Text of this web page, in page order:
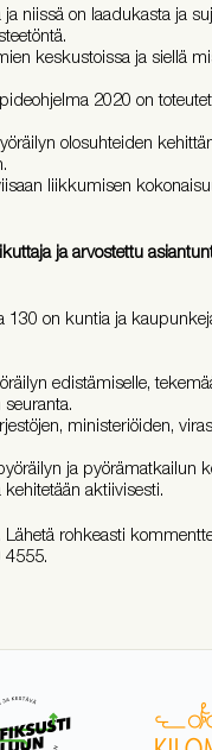
niissä on laadukasta ja
keskustoissa ja siellä
2020 on
olosuhteiden
liikkumisen
ja arvostettu
130 on kuntia ja
edistämiselle,
ministeriöiden,
ja pyörämatkailun
aktiivisesti.
rohkeasti
4555.